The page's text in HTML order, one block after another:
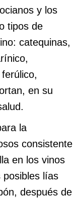
y los
tipos de
catequinas,
en su
la
consistente
en los vinos
posibles lías
después de